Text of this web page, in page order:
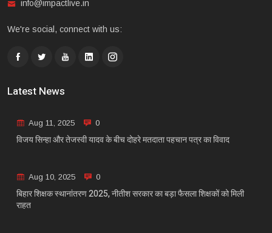
info@impactlive.in
We're social, connect with us:
Latest News
Aug 11, 2025 0
विजय सिन्हा और तेजस्वी यादव के बीच दोहरे मतदाता पहचान पत्र का विवाद
Aug 10, 2025 0
बिहार शिक्षक स्थानांतरण 2025, नीतीश सरकार का बड़ा फैसला शिक्षकों को मिली
राहत